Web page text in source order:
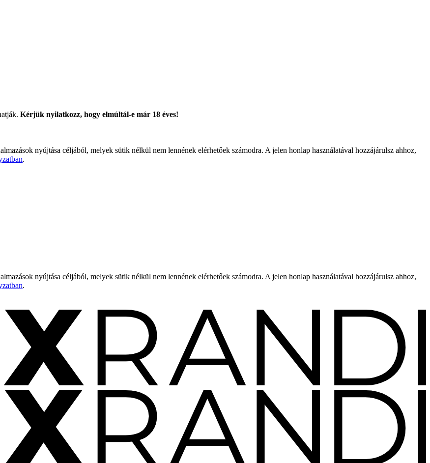
Kérjük nyilatkozz, hogy elmúltál-e már 18 éves!
nyújtása céljából, melyek sütik nélkül nem lennének elérhetőek számodra. A jelen honlap használatával hozzájárulsz ahhoz,
.
nyújtása céljából, melyek sütik nélkül nem lennének elérhetőek számodra. A jelen honlap használatával hozzájárulsz ahhoz,
.